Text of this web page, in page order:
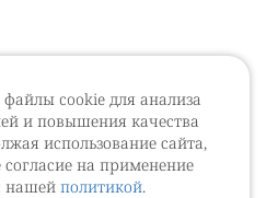
cookie для анализа
и повышения качества
использование сайта,
на применение
нашей политикой.